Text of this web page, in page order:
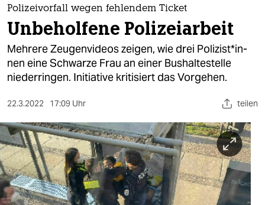
themen
politik
öko
gesellschaft
sport
berlin
nord
Polizeivorfall wegen fehlendem Ticket
Unbeholfene Polizeiarbeit
Mehrere Zeugenvideos zeigen, wie drei Po­li­zis­t*in­
nen eine Schwarze Frau an einer Bushaltestelle
niederringen. Initiative kritisiert das Vorgehen.
22.3.2022 17:09 Uhr teilen